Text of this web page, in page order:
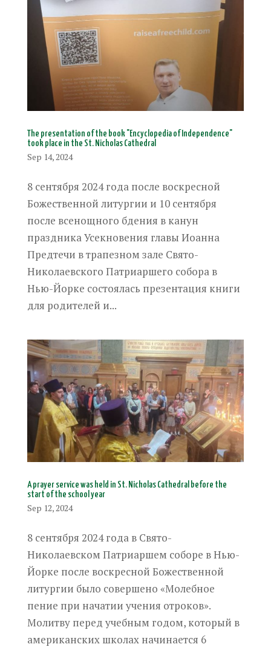
The presentation of the book "Encyclopedia of Independence"
took place in the St. Nicholas Cathedral
Sep 14, 2024
8 сентября 2024 года после воскресной
Божественной литургии и 10 сентября
после всенощного бдения в канун
праздника Усекновения главы Иоанна
Предтечи в трапезном зале Свято-
Николаевского Патриаршего собора в
Нью-Йорке состоялась презентация книги
для родителей и...
A prayer service was held in St. Nicholas Cathedral before the
start of the school year
Sep 12, 2024
8 сентября 2024 года в Свято-
Николаевском Патриаршем соборе в Нью-
Йорке после воскресной Божественной
литургии было совершено «Молебное
пение при начатии учения отроков».
Молитву перед учебным годом, который в
американских школах начинается 6